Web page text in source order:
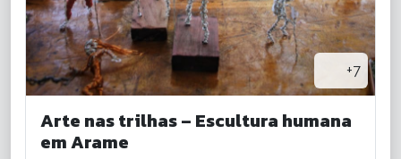
+7
Arte nas trilhas – Escultura humana
em Arame